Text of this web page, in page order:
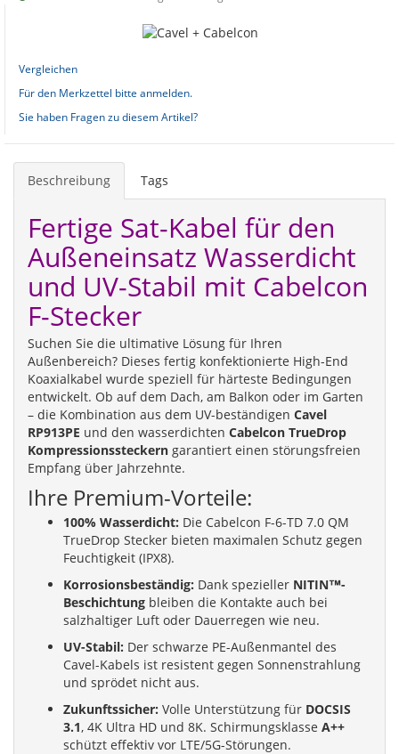
Vergleichen
Für den Merkzettel bitte anmelden.
Sie haben Fragen zu diesem Artikel?
Beschreibung Tags
Fertige Sat-Kabel für den
Außeneinsatz Wasserdicht
und UV-Stabil mit Cabelcon
F-Stecker
Suchen Sie die ultimative Lösung für Ihren
Außenbereich? Dieses fertig konfektionierte High-End
Koaxialkabel wurde speziell für härteste Bedingungen
entwickelt. Ob auf dem Dach, am Balkon oder im Garten
– die Kombination aus dem UV-beständigen Cavel
RP913PE und den wasserdichten Cabelcon TrueDrop
Kompressionssteckern garantiert einen störungsfreien
Empfang über Jahrzehnte.
Ihre Premium-Vorteile:
100% Wasserdicht: Die Cabelcon F-6-TD 7.0 QM
TrueDrop Stecker bieten maximalen Schutz gegen
Feuchtigkeit (IPX8).
Korrosionsbeständig: Dank spezieller NITIN™-
Beschichtung bleiben die Kontakte auch bei
salzhaltiger Luft oder Dauerregen wie neu.
UV-Stabil: Der schwarze PE-Außenmantel des
Cavel-Kabels ist resistent gegen Sonnenstrahlung
und sprödet nicht aus.
Zukunftssicher: Volle Unterstützung für DOCSIS
3.1, 4K Ultra HD und 8K. Schirmungsklasse A++
schützt effektiv vor LTE/5G-Störungen.